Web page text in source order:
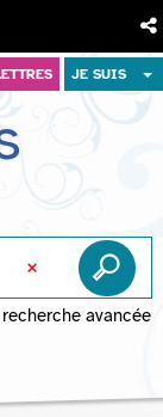
JE SUIS
recherche avancée